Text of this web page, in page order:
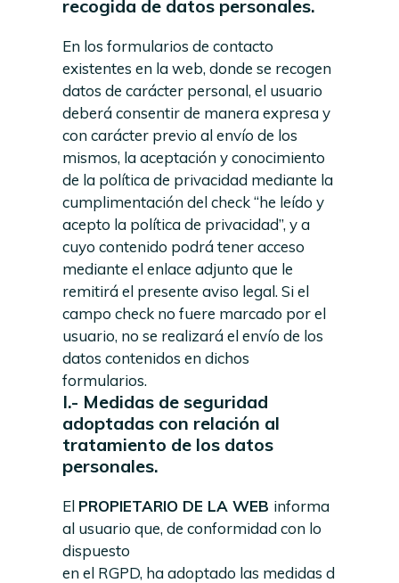
recogida de datos personales.
En los formularios de contacto
existentes en la web, donde se recogen
datos de carácter personal, el usuario
deberá consentir de manera expresa y
con carácter previo al envío de los
mismos, la aceptación y conocimiento
de la política de privacidad mediante la
cumplimentación del check “he leído y
acepto la política de privacidad”, y a
cuyo contenido podrá tener acceso
mediante el enlace adjunto que le
remitirá el presente aviso legal. Si el
campo check no fuere marcado por el
usuario, no se realizará el envío de los
datos contenidos en dichos
formularios.
I.- Medidas de seguridad
adoptadas con relación al
tratamiento de los datos
personales.
El PROPIETARIO DE LA WEB informa
al usuario que, de conformidad con lo
dispuesto
en el RGPD, ha adoptado las medidas d